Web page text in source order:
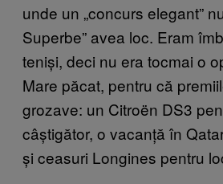
unde un „concurs elegant”
Superbe” avea loc. Eram
teniși, deci nu era tocmai o
Mare păcat, pentru că
grozave: un Citroën DS3
câștigător, o vacanță în
și ceasuri Longines pentru